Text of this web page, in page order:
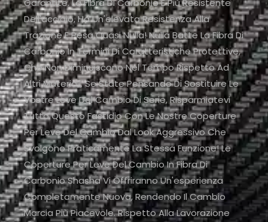
Garantite. La Fibra Di Carbonio È Più Resistente
Dell'acciaio, Ha Un'elevata Resistenza Alla
Trazione E Pesa Quasi Nulla! Nulla Batte La Fibra Di
Carbonio In Termini Di Caratteristiche Protettive,
Che Non Diminuiscono Nel Tempo Rispetto Ad
Altri Materiali. Se State Pensando Di Sostituire Le
Vostre Leve Del Cambio Di Serie, Risparmiatevi
Tutto Questo Fastidio Con Le Nostre Coperture
Per Leve Del Cambio Dal Look Aggressivo Che
Svolgono Praticamente La Stessa Funzione! Le
Coperture Per Leve Del Cambio In Fibra Di
Carbonio Shasha Vi Offriranno Un'esperienza
Completamente Nuova, Rendendo Il Cambio
Marcia Più Piacevole. Rispetto Alla Lavorazione